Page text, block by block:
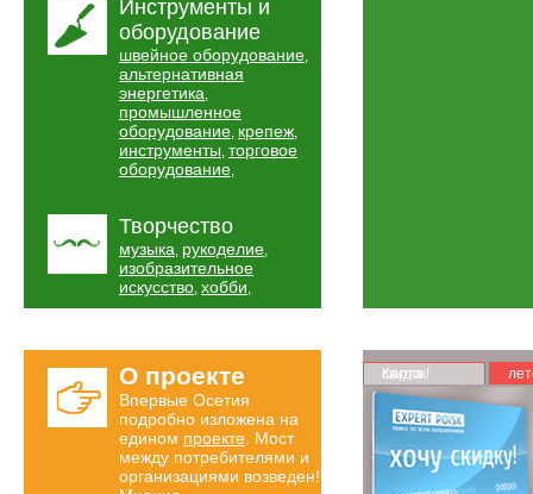
Инструменты и
оборудование
швейное оборудование,
альтернативная
энергетика,
промышленное
оборудование, крепеж,
инструменты, торговое
оборудование,
Творчество
музыка, рукоделие,
изобразительное
искусство, хобби,
О проекте
Впервые Осетия
подробно изложена на
едином проекте . Мост
между потребителями и
организациями возведен!
Карта скидок!